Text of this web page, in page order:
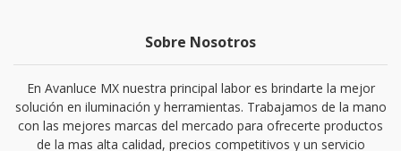
Sobre Nosotros
En Avanluce MX nuestra principal labor es brindarte la mejor
solución en iluminación y herramientas. Trabajamos de la mano
con las mejores marcas del mercado para ofrecerte productos
de la mas alta calidad, precios competitivos y un servicio